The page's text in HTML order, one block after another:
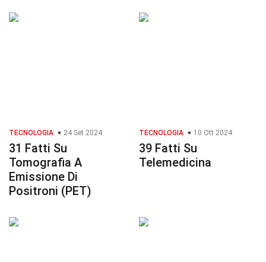
TECNOLOGIA 24 Set 2024
31 Fatti Su
Tomografia A
Emissione Di
Positroni (PET)
TECNOLOGIA 10 Ott 2024
39 Fatti Su
Telemedicina